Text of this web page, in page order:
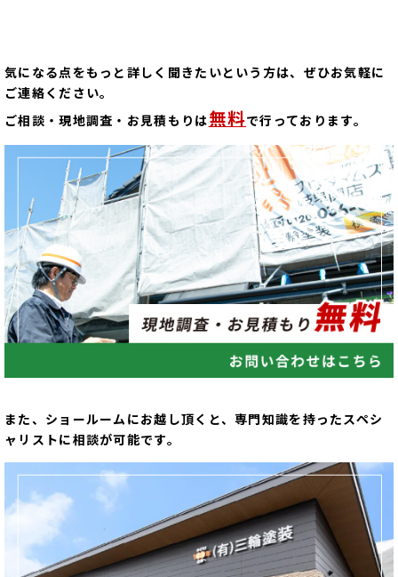
気になる点をもっと詳しく聞きたいという方は、ぜひお気軽に
ご連絡ください。
ご相談・現地調査・お見積もりは無料で行っております。
また、ショールームにお越し頂くと、専門知識を持ったスペシ
ャリストに相談が可能です。